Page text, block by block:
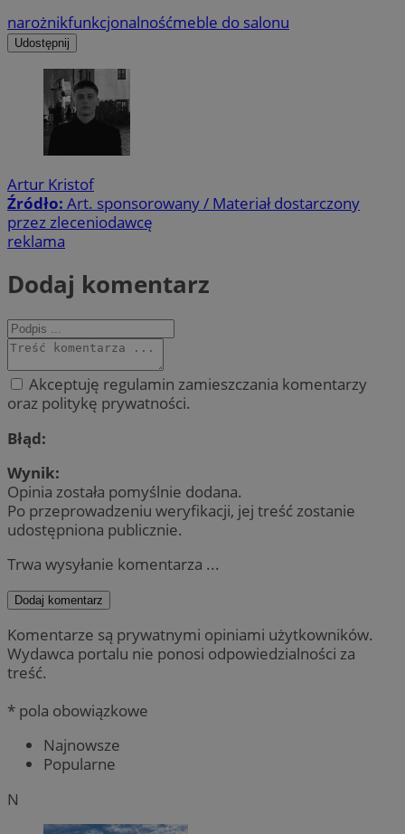
narożnikfunkcjonalnośćmeble do salonu
Udostępnij
Artur Kristof
Źródło: Art. sponsorowany / Materiał dostarczony
przez zleceniodawcę
reklama
Dodaj komentarz
Akceptuję regulamin zamieszczania komentarzy
oraz politykę prywatności.
Błąd:
Wynik:
Opinia została pomyślnie dodana.
Po przeprowadzeniu weryfikacji, jej treść zostanie
udostępniona publicznie.
Trwa wysyłanie komentarza ...
Dodaj komentarz
Komentarze są prywatnymi opiniami użytkowników.
Wydawca portalu nie ponosi odpowiedzialności za
treść.
* pola obowiązkowe
Najnowsze
Popularne
N